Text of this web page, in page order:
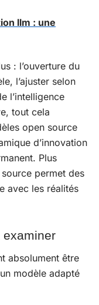
llm : une
: l’ouverture du
l’ajuster selon
l’intelligence
tout cela
open source
d’innovation
Plus
permet des
avec les réalités
examiner
absolument être
modèle adapté